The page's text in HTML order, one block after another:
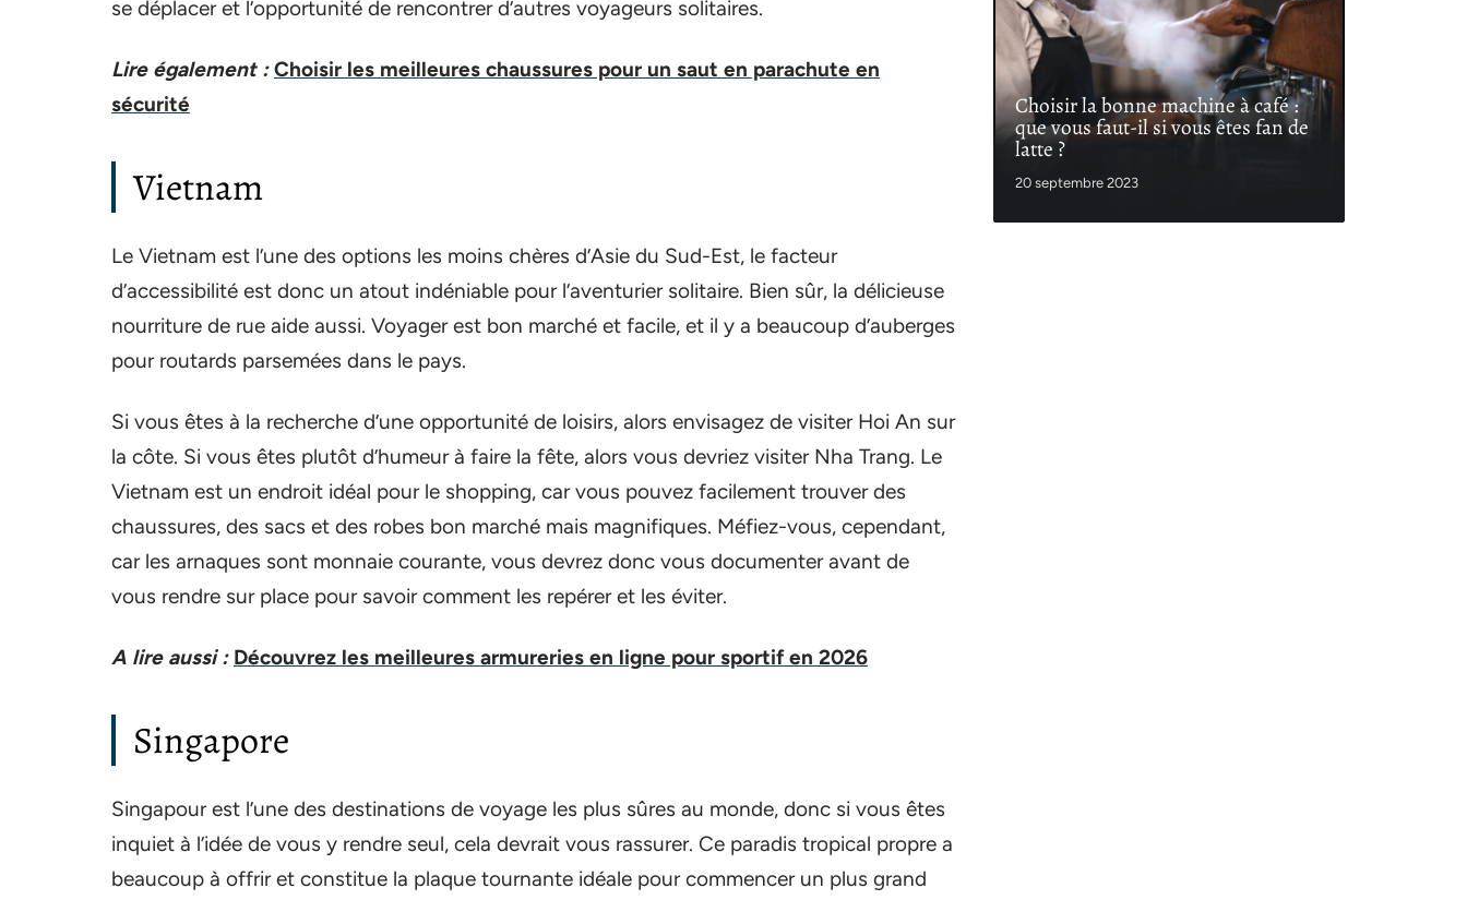
se déplacer et l’opportunité de rencontrer d’autres voyageurs solitaires.
Lire également : Choisir les meilleures chaussures pour un saut en parachute en
sécurité
Vietnam
Le Vietnam est l’une des options les moins chères d’Asie du Sud-Est, le facteur
d’accessibilité est donc un atout indéniable pour l’aventurier solitaire. Bien sûr, la délicieuse
nourriture de rue aide aussi. Voyager est bon marché et facile, et il y a beaucoup d’auberges
pour routards parsemées dans le pays.
Si vous êtes à la recherche d’une opportunité de loisirs, alors envisagez de visiter Hoi An sur
la côte. Si vous êtes plutôt d’humeur à faire la fête, alors vous devriez visiter Nha Trang. Le
Vietnam est un endroit idéal pour le shopping, car vous pouvez facilement trouver des
chaussures, des sacs et des robes bon marché mais magnifiques. Méfiez-vous, cependant,
car les arnaques sont monnaie courante, vous devrez donc vous documenter avant de
vous rendre sur place pour savoir comment les repérer et les éviter.
A lire aussi : Découvrez les meilleures armureries en ligne pour sportif en 2026
Singapore
Singapour est l’une des destinations de voyage les plus sûres au monde, donc si vous êtes
inquiet à l’idée de vous y rendre seul, cela devrait vous rassurer. Ce paradis tropical propre a
beaucoup à offrir et constitue la plaque tournante idéale pour commencer un plus grand
Choisir la bonne machine à café :
que vous faut-il si vous êtes fan de
latte ?
20 septembre 2023